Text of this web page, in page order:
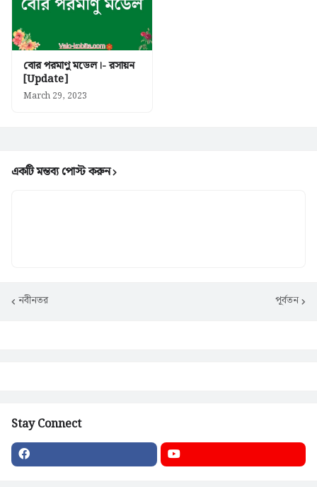
বোর পরমাণু মডেল।- রসায়ন
[Update]
March 29, 2023
একটি মন্তব্য পোস্ট করুন
নবীনতর পূর্বতন
Stay Connect